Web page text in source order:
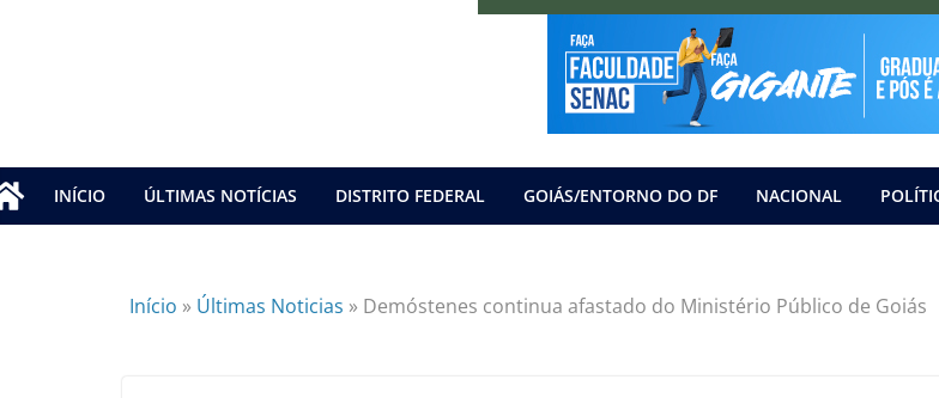
INÍCIO ÚLTIMAS NOTÍCIAS DISTRITO FEDERAL GOIÁS/ENTORNO DO DF NACIONAL
Início » Últimas Noticias » Demóstenes continua afastado do Ministério Público de Goiás